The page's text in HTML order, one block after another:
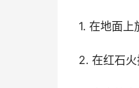
1. 在地面上
2. 在红石火